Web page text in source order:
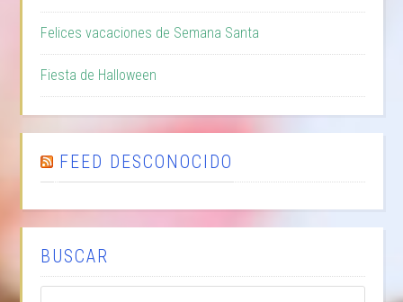
Felices vacaciones de Semana Santa
Fiesta de Halloween
FEED DESCONOCIDO
BUSCAR